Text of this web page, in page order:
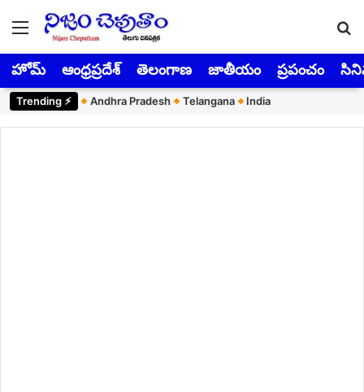
Menu
హోమ్ ఆంధ్రప్రదేశ్ తెలంగాణ జాతీయం ప్రపంచం
Trending ⚡︎ Andhra Pradesh Telangana India